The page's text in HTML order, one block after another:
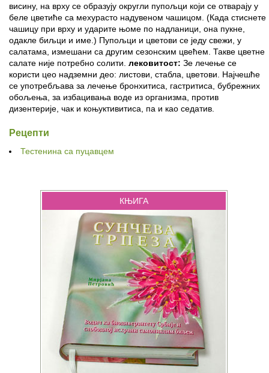
висину, на врху се образују округли пупољци који се отварају у
беле цветиће са мехурасто надувеном чашицом. (Када стиснете
чашицу при врху и ударите њоме по надланици, она пукне,
одакле биљци и име.) Пупољци и цветови се једу свежи, у
салатама, измешани са другим сезонским цвећем. Такве цветне
салате није потребно солити. лековитост: Зе лечење се
користи цео надземни део: листови, стабла, цветови. Најчешће
се употребљава за лечење бронхитиса, гастритиса, бубрежних
обољења, за избацивања воде из организма, против
дизентерије, чак и коњуктивитиса, па и као седатив.
Рецепти
Тестенина са пуцавцем
КЊИГА